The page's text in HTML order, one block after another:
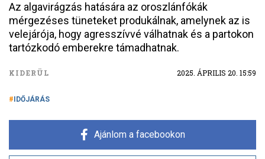
Az algavirágzás hatására az oroszlánfókák
mérgezéses tüneteket produkálnak, amelynek az is
velejárója, hogy agresszívvé válhatnak és a partokon
tartózkodó emberekre támadhatnak.
KIDERÜL 2025. ÁPRILIS 20. 15:59
IDŐJÁRÁS
Ajánlom a facebookon